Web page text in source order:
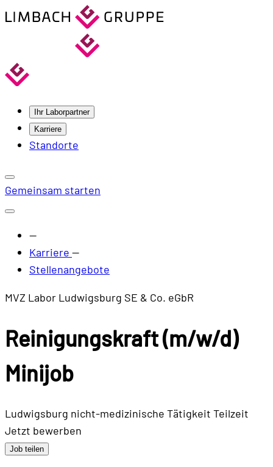
Ihr Laborpartner
Karriere
Standorte
Gemeinsam starten
—
Karriere —
Stellenangebote
MVZ Labor Ludwigsburg SE & Co. eGbR
Reinigungskraft (m/w/d)
Minijob
Ludwigsburg nicht-medizinische Tätigkeit Teilzeit
Jetzt bewerben
Job teilen